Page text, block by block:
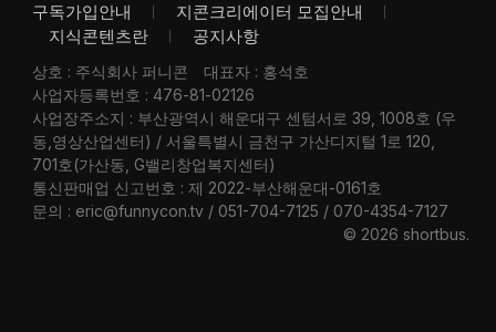
구독가입안내
지콘크리에이터 모집안내
지식콘텐츠란
공지사항
상호 : 주식회사 퍼니콘
대표자 : 홍석호
사업자등록번호 : 476-81-02126
사업장주소지 : 부산광역시 해운대구 센텀서로 39, 1008호 (우
동,영상산업센터) / 서울특별시 금천구 가산디지털 1로 120,
701호(가산동, G밸리창업복지센터)
통신판매업 신고번호 : 제 2022-부산해운대-0161호
문의 : eric@funnycon.tv / 051-704-7125 / 070-4354-7127
© 2026 shortbus.